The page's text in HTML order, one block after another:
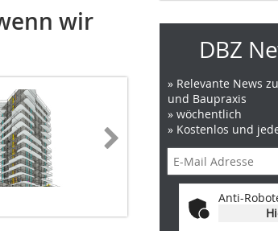
wir
DBZ
» Relevante News
und Baupraxis
» wöchentlich
» Kostenlos und
Anti-